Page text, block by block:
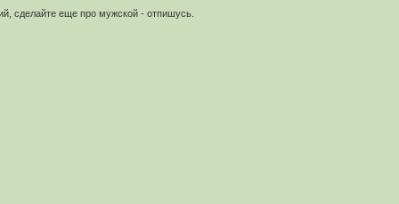
сделайте еще про мужской - отпишусь.